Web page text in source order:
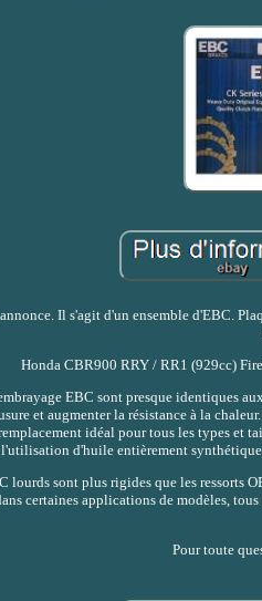
Il s'agit d'un ensemble d'EBC.
Honda CBR900 RRY / RR1 (929cc)
EBC sont presque identiques
et augmenter la résistance à la
idéal pour tous les types et
l'utilisation d'huile entièrement
lourds sont plus rigides que les ressorts
certaines applications de modèles,
Pour toute